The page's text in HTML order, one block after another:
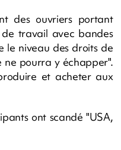
des ouvriers portant
travail avec bandes
le niveau des droits de
ne pourra y échapper".
et acheter aux
ont scandé "USA,